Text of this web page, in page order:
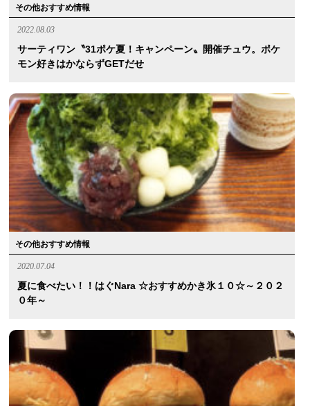
その他おすすめ情報
2022.08.03
サーティワン〝31ポケ夏！キャンペーン〟開催チュウ。ポケ
モン好きはかならずGETだせ
その他おすすめ情報
2020.07.04
夏に食べたい！！はぐnara ☆おすすめかき氷１０☆～２０２
０年～